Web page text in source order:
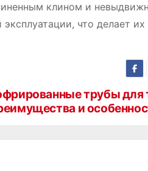
клином и
что делает
трубы для
и